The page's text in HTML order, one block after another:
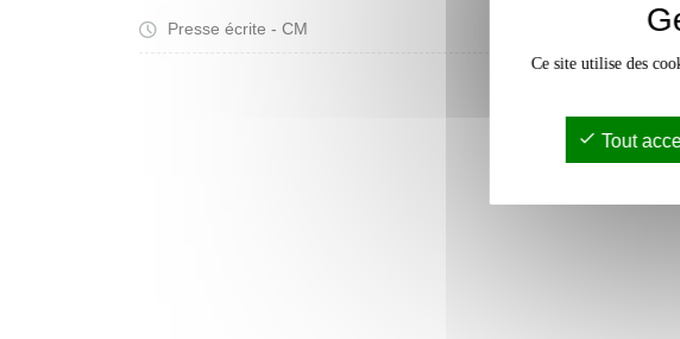
Presse écrite - CM
Ce site utilise des
Tout